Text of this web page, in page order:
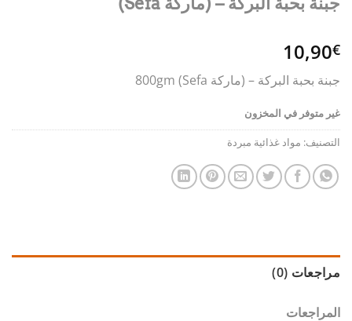
10,90€
جبنة بحبة البركة – (ماركة Sefa) 800gm
غير متوفر في المخزون
التصنيف: مواد غذائية مبردة
مراجعات (0)
المراجعات